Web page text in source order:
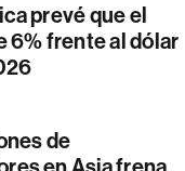
prevé que el
6% frente al dólar
de